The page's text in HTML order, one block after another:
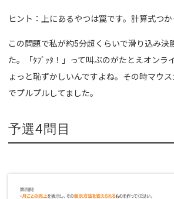
ヒント：上にあるやつは罠です。計算式つか
この問題で私が約5分超くらいで滑り込み決
た。「ﾀﾌﾞｯﾀ！」って叫ぶのがたとえオンラ
ょっと恥ずかしいんですよね。その時マウ
でプルプルしてました。
予選4問目